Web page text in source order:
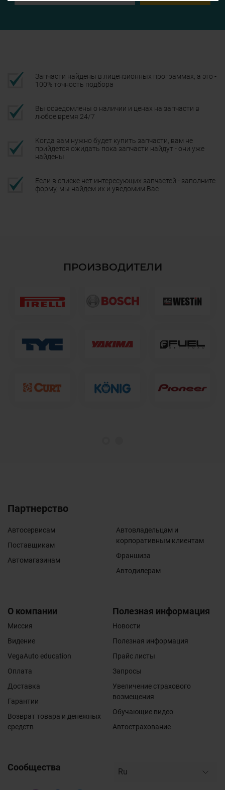
Запчасти найдены в лицензионных программах, а это -
100% точность подбора
Вы осведомлены о наличии и ценах на запчасти в
любое время 24/7
Когда вам нужно будет купить запчасти, вам не
прийдется ожидать пока запчасти найдут - они уже
найдены
Если в списке нет интересующих запчастей - заполните
форму, мы найдем их и уведомим Вас
ПРОИЗВОДИТЕЛИ
Партнерство
Автосервисам
Поставщикам
Автомагазинам
Автовладельцам и
корпоративным клиентам
Франшиза
Автодилерам
О компании
Миссия
Видение
VegaAuto education
Оплата
Доставка
Гарантии
Возврат товара и денежных
средств
Полезная информация
Новости
Полезная информация
Прайс листы
Запросы
Увеличение страхового
возмещения
Обучающие видео
Автострахование
Сообщества